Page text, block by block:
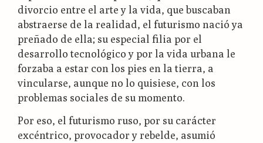
divorcio entre el arte y la vida, que buscaban
abstraerse de la realidad, el futurismo nació ya
preñado de ella; su especial filia por el
desarrollo tecnológico y por la vida urbana le
forzaba a estar con los pies en la tierra, a
vincularse, aunque no lo quisiese, con los
problemas sociales de su momento.
Por eso, el futurismo ruso, por su carácter
excéntrico, provocador y rebelde, asumió